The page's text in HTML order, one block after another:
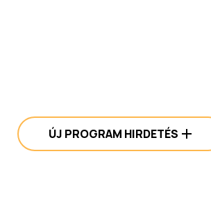
ÚJ PROGRAM HIRDETÉS